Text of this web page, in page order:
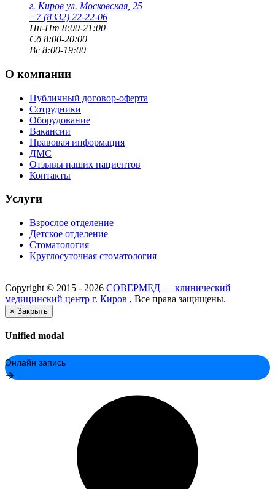
г. Киров ул. Московская, 25
+7 (8332) 22-22-06
Пн-Пт 8:00-21:00
Сб 8:00-20:00
Вс 8:00-19:00
О компании
Публичный договор-оферта
Сотрудники
Оборудование
Вакансии
Правовая информация
ДМС
Отзывы наших пациентов
Контакты
Услуги
Взрослое отделение
Детское отделение
Стоматология
Круглосуточная стоматология
Copyright © 2015 - 2026 СОВЕРМЕД — клинический
медицинский центр г. Киров , Все права защищены.
× Закрыть
Unified modal